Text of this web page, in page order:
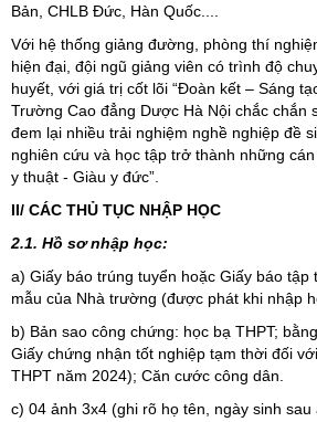
Bản, CHLB Đức, Hàn Quốc....
Với hệ thống giảng đường, phòng thí
hiện đại, đội ngũ giảng viên có trình độ
huyết, với giá trị cốt lõi “Đoàn kết – Sáng
Trường Cao đẳng Dược Hà Nội chắc chắn
đem lại nhiều trải nghiệm nghề nghiệp đề
nghiên cứu và học tập trở thành những
y thuật - Giàu y đức”.
II/ CÁC THỦ TỤC NHẬP HỌC
2.1. Hồ sơ nhập học:
a) Giấy báo trúng tuyển hoặc Giấy báo tập
mẫu của Nhà trường (được phát khi nhập
b) Bản sao công chứng: học bạ THPT;
Giấy chứng nhận tốt nghiệp tạm thời đối
THPT năm 2024); Căn cước công dân.
c) 04 ảnh 3x4 (ghi rõ họ tên, ngày sinh